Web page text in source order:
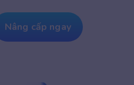
Nâng cấp ngay